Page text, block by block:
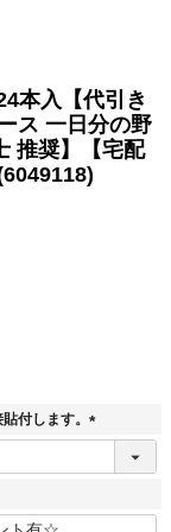
本入【代引き
ス 一日分の野
推奨】【宅配
付します。
(